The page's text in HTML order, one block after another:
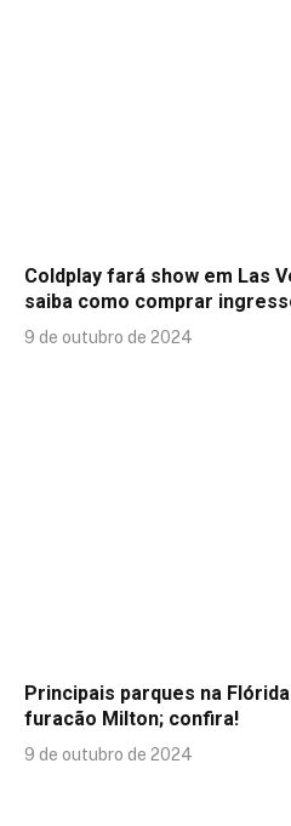
Coldplay fará show em Las
saiba como comprar
9 de outubro de 2024
Principais parques na
furacão Milton; confira!
9 de outubro de 2024